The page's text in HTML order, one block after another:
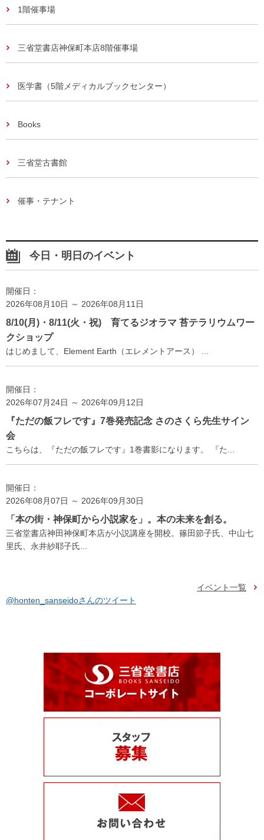
1階催事場
三省堂書店神保町本店8階催事場
医学書（5階メディカルブックセンター）
Books
三省堂古書館
催事・テナント
今日・明日のイベント
開催日：
2026年08月10日 ～ 2026年08月11日
8/10(月)・8/11(火・祝) 育てるジオラマ 苔テラリウムワー
クショップ
はじめまして、Element Earth（エレメントアース） ...
開催日：
2026年07月24日 ～ 2026年09月12日
『ただの飯フレです』7巻発売記念 さのさくら先生サイン
会
こちらは、『ただの飯フレです』1巻書影になります。 『た...
開催日：
2026年08月07日 ～ 2026年09月30日
「本の街・神保町から小説家を」。本の未来を創る。
三省堂書店神田神保町本店が小説講座を開校。篠田節子氏、中山七
里氏、永井紗耶子氏...
イベント一覧
@honten_sanseidoさんのツイート